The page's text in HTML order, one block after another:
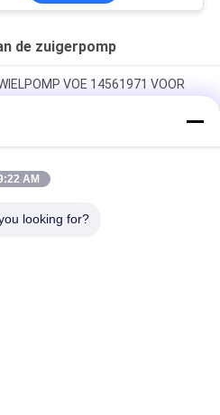
de zuigerpomp
VOE 14561971 VOOR
VOE 14537295 VOOR
14782798 voor de oorspronkelijke
AM
looking for?